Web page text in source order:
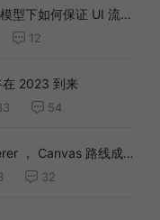
型下如何保证 UI 流畅
12
2023 到来
54
， Canvas 路线成为
32